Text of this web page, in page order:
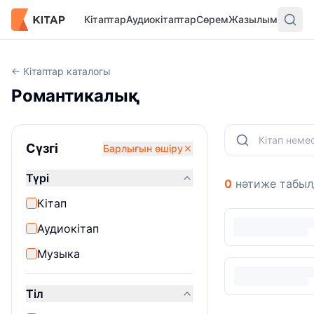
КітаптарАудиокітаптарСөремЖазылым
← Кітаптар каталогы
Романтикалық
Сүзгі Барлығын өшіру
Түрі
Кітап
Аудиокітап
Музыка
Тіл
0 нәтиже